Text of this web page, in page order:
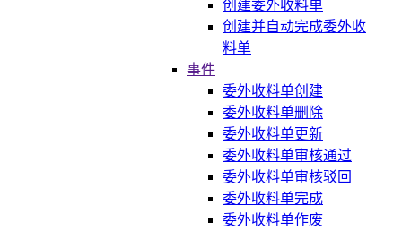
创建委外收料单
创建并自动完成委外收
料单
事件
委外收料单创建
委外收料单删除
委外收料单更新
委外收料单审核通过
委外收料单审核驳回
委外收料单完成
委外收料单作废